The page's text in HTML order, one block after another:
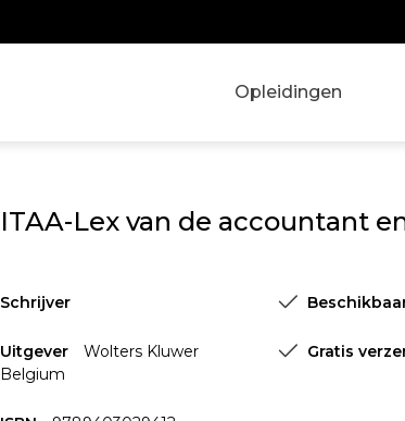
Opleidingen
ITAA-Lex van de accountant
Schrijver
Uitgever
Wolters Kluwer
Belgium
Gratis